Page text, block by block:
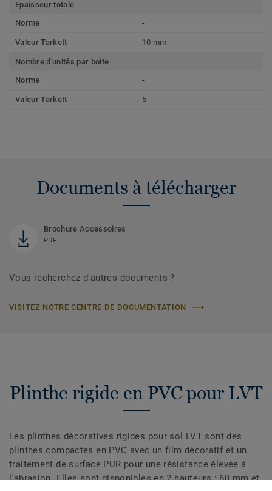
Epaisseur totale
Norme
-
Valeur Tarkett 10 mm
Nombre d'unités par boite
Norme
-
Valeur Tarkett 5
Documents à télécharger
Brochure Accessoires
PDF
Vous recherchez d'autres documents ?
VISITEZ NOTRE CENTRE DE DOCUMENTATION
Plinthe rigide en PVC pour LVT
Les plinthes décoratives rigides pour sol LVT sont des
plinthes compactes en PVC avec un film décoratif et un
traitement de surface PUR pour une résistance élevée à
l'abrasion. Elles sont disponibles en 2 hauteurs : 60 mm et